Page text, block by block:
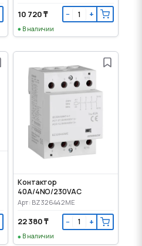
10 720 ₸ − +
В наличии
Контактор
40A/4NO/230VAC
Арт: BZ326442ME
22 380 ₸ − +
В наличии